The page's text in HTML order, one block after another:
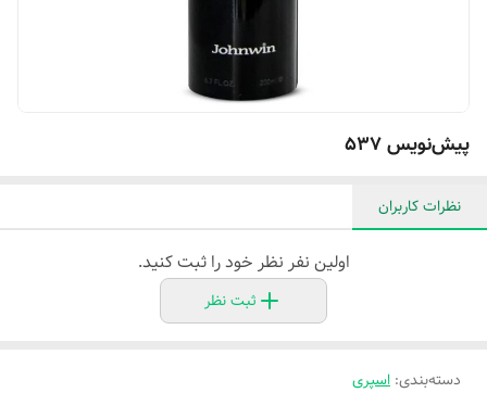
پیش‌نویس ۵۳۷
نظرات کاربران
اولین نفر نظر خود را ثبت کنید.
ثبت نظر
دسته‌بندی: اسپری